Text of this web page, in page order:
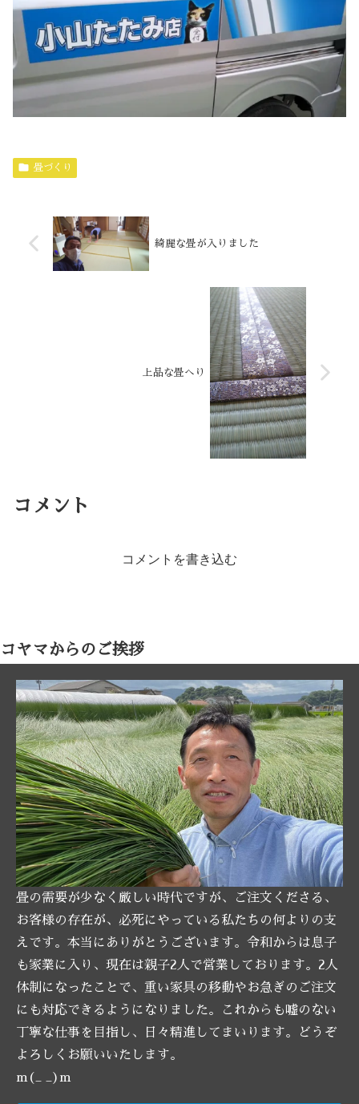
畳づくり
綺麗な畳が入りました
上品な畳へり
コメント
コメントを書き込む
コヤマからのご挨拶
畳の需要が少なく厳しい時代ですが、ご注文くださる、
お客様の存在が、必死にやっている私たちの何よりの支
えです。本当にありがとうございます。令和からは息子
も家業に入り、現在は親子2人で営業しております。2人
体制になったことで、重い家具の移動やお急ぎのご注文
にも対応できるようになりました。これからも嘘のない
丁寧な仕事を目指し、日々精進してまいります。どうぞ
よろしくお願いいたします。
m(_ _)m